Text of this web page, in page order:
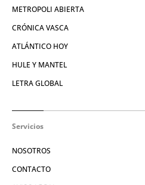
METROPOLI ABIERTA
CRÓNICA VASCA
ATLÁNTICO HOY
HULE Y MANTEL
LETRA GLOBAL
Servicios
NOSOTROS
CONTACTO